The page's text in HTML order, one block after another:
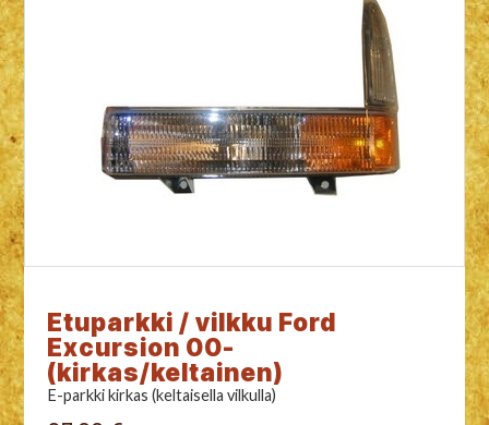
Etuparkki / vilkku Ford
Excursion 00-
(kirkas/keltainen)
E-parkki kirkas (keltaisella vilkulla)